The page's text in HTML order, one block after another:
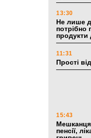
13:30
Не лише
потрібно
продукти
11:31
Прості
15:43
пенсії,